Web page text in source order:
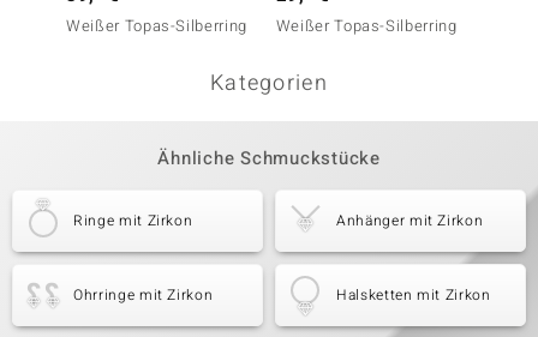
Weißer Topas-Silberring Weißer Topas-Silberring
Kategorien
Ähnliche Schmuckstücke
Ringe mit Zirkon Anhänger mit Zirkon
Ohrringe mit Zirkon Halsketten mit Zirkon